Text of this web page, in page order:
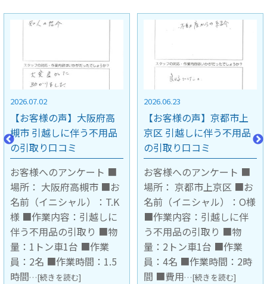
2026.06.23
【お客様の声】京都市上
京区 引越しに伴う不用品
の引取り口コミ
お客様へのアンケート ■
場所： 京都市上京区 ■お
名前（イニシャル）：O様
■作業内容：引越しに伴
う不用品の引取り ■物
量：2トン車1台 ■作業
員：4名 ■作業時間：2時
間 ■費用…[続きを読む]
2026.03.06
【お客様の声】京都府京
都市 家電の買取 口コミ
お客様へのアンケート ■
場所： 京都府京都市（マ
ンション7階エレベーター
有り） ■お名前（イニシ
ャル）：M・H様 ■作業内
容：家電の買取 ■買取
品： ①日立6ドア冷蔵庫
R-KWC…[続きを読む]